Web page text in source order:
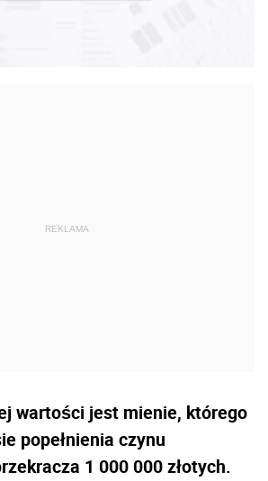
wartości jest mienie, którego
popełnienia czynu
1 000 000 złotych.